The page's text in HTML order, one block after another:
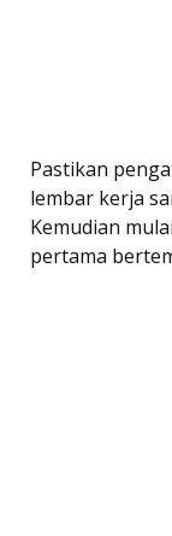
Pastikan
lembar kerja
Kemudian
pertama